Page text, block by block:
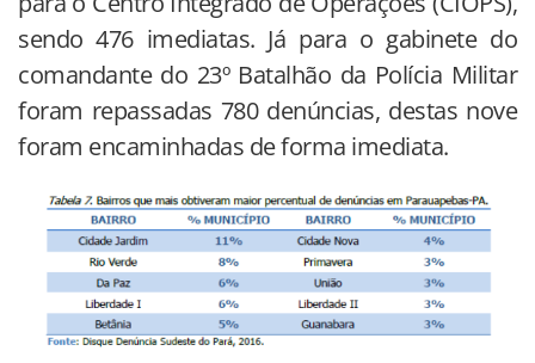
sendo 476 imediatas. Já para o gabinete do
comandante do 23º Batalhão da Polícia Militar
foram repassadas 780 denúncias, destas nove
foram encaminhadas de forma imediata.